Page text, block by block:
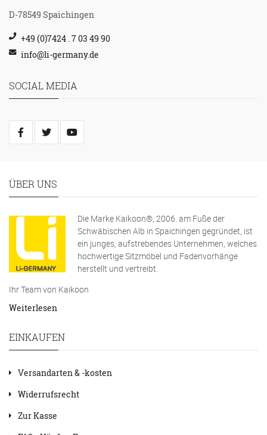
D-78549 Spaichingen
+49 (0)7424 . 7 03 49 90
info@li-germany.de
SOCIAL MEDIA
ÜBER UNS
Die Marke Kaikoon®, 2006. am Fuße der
Schwäbischen Alb in Spaichingen gegründet, ist
ein junges, aufstrebendes Unternehmen, welches
hochwertige Sitzmöbel und Fadenvorhänge
herstellt und vertreibt.
Ihr Team von Kaikoon
Weiterlesen
EINKAUFEN
Versandarten & -kosten
Widerrufsrecht
Zur Kasse